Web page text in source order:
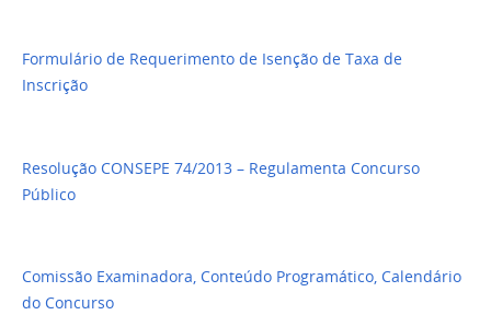
Formulário de Requerimento de Isenção de Taxa de
Inscrição
Resolução CONSEPE 74/2013 – Regulamenta Concurso
Público
Comissão Examinadora, Conteúdo Programático, Calendário
do Concurso